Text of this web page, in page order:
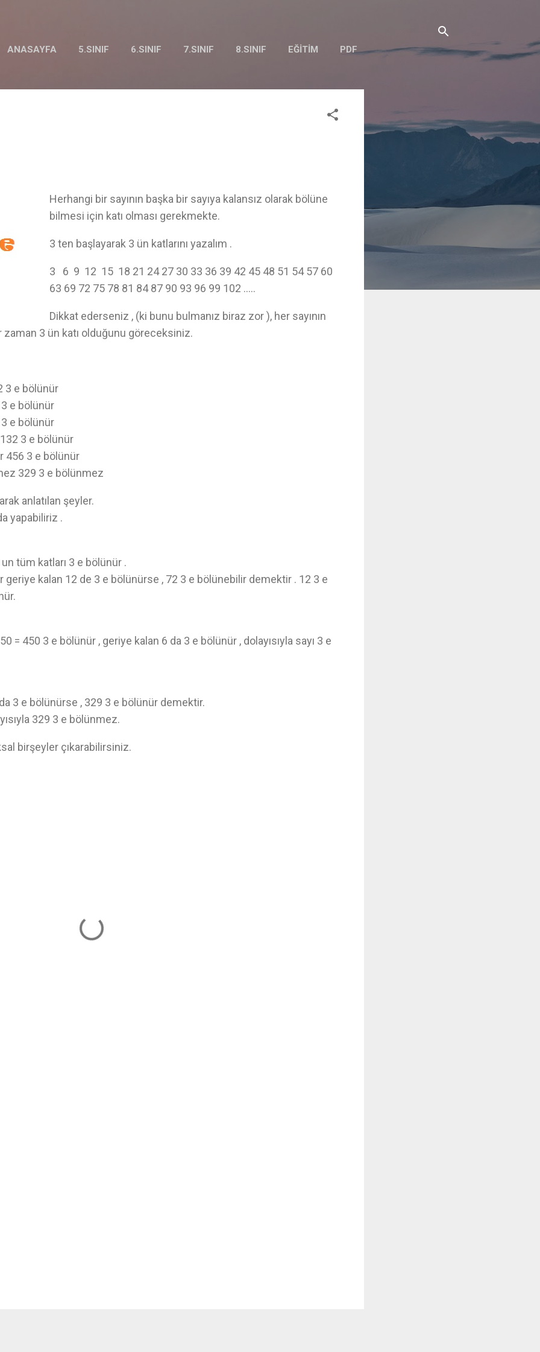
ANASAYFA 5.SINIF 6.SINIF 7.SINIF 8.SINIF EĞITIM PDF
Herhangi bir sayının başka bir sayıya kalansız olarak bölüne
bilmesi için katı olması gerekmekte.
3 ten başlayarak 3 ün katlarını yazalım .
3 6 9 12 15 18 21 24 27 30 33 36 39 42 45 48 51 54 57 60
63 69 72 75 78 81 84 87 90 93 96 99 102 .....
Dikkat ederseniz , (ki bunu bulmanız biraz zor ), her sayının
zaman 3 ün katı olduğunu göreceksiniz.
3 e bölünür
e bölünür
e bölünür
3 e bölünür
456 3 e bölünür
329 3 e bölünmez
anlatılan şeyler.
yapabiliriz .
tüm katları 3 e bölünür .
geriye kalan 12 de 3 e bölünürse , 72 3 e bölünebilir demektir . 12 3 e
= 450 3 e bölünür , geriye kalan 6 da 3 e bölünür , dolayısıyla sayı 3 e
3 e bölünürse , 329 3 e bölünür demektir.
329 3 e bölünmez.
birşeyler çıkarabilirsiniz.